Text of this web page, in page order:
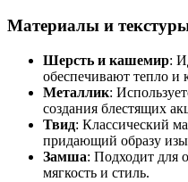
Материалы и
Шерсть и кашемир:
обеспечивают тепло и
Металлик:
создания блестящих
Твид: Классический
придающий образу
Замша: Подходит для
мягкость и стиль.